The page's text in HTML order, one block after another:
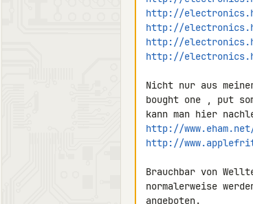
http://
http://
http://
http://
Nicht nur aus
bought one , put
http://
http://
Brauchbar von
normalerweise
angeboten.